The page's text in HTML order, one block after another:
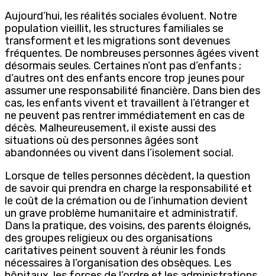
Aujourd’hui, les réalités sociales évoluent. Notre
population vieillit, les structures familiales se
transforment et les migrations sont devenues
fréquentes. De nombreuses personnes âgées vivent
désormais seules. Certaines n’ont pas d’enfants ;
d’autres ont des enfants encore trop jeunes pour
assumer une responsabilité financière. Dans bien des
cas, les enfants vivent et travaillent à l’étranger et
ne peuvent pas rentrer immédiatement en cas de
décès. Malheureusement, il existe aussi des
situations où des personnes âgées sont
abandonnées ou vivent dans l’isolement social.
Lorsque de telles personnes décèdent, la question
de savoir qui prendra en charge la responsabilité et
le coût de la crémation ou de l’inhumation devient
un grave problème humanitaire et administratif.
Dans la pratique, des voisins, des parents éloignés,
des groupes religieux ou des organisations
caritatives peinent souvent à réunir les fonds
nécessaires à l’organisation des obsèques. Les